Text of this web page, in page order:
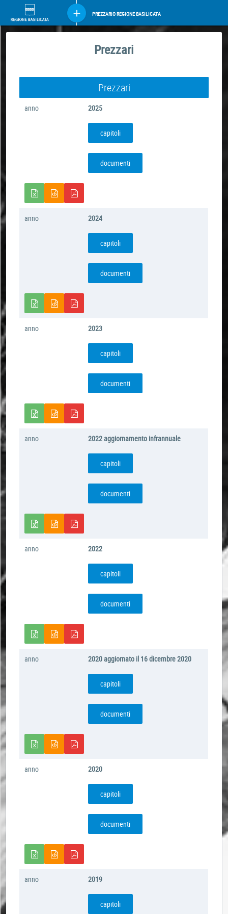
PREZZARIO REGIONE BASILICATA
Prezzari
Prezzari
anno 2025
capitoli
documenti
anno 2024
capitoli
documenti
anno 2023
capitoli
documenti
anno 2022 aggiornamento infrannuale
capitoli
documenti
anno 2022
capitoli
documenti
anno 2020 aggiornato il 16 dicembre 2020
capitoli
documenti
anno 2020
capitoli
documenti
anno 2019
capitoli